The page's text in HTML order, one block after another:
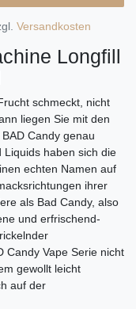
Versandkosten
Longfill
schmeckt, nicht
liegen Sie mit den
Candy genau
Liquids haben sich die
echten Namen auf
ihrer
als Bad Candy, also
und erfrischend-
Candy Vape Serie nicht
gewollt leicht
auf der